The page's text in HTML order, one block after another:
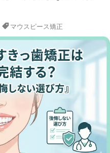
マウスピース矯正